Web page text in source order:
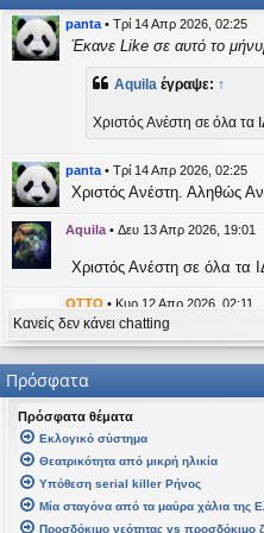
εις panta • Τρί 14 Απρ 2026, 02:25
Έκανε Like σε αυτό το
Aquila έγραψε: ↑
Χριστός Ανέστη σε όλα τα
panta • Τρί 14 Απρ 2026, 02:25
Χριστός Ανέστη. Αληθώς
Aquila • Δευ 13 Απρ 2026, 19:01
Χριστός Ανέστη σε όλα τα
OTTO • Κυρ 12 Απρ 2026, 02:11
likes this message
kat_womanέγραψε:↑
pantaέγραψε:↑
Καλή Μεγάλη
Καλή Ανάσταση σε όλους!
Κανείς δεν κάνει chatting
Πρόσφατα
Πρόσφατα θέματα
Εκλογικό σύστημα
Θεατρικότητα από μικρή ηλικία
Υπόθεση serial killer Ρήνος
Μία σταγόνα από τα μαύρα χάλια της
Προσδόκιμο νεότητας vs προσδόκιμο